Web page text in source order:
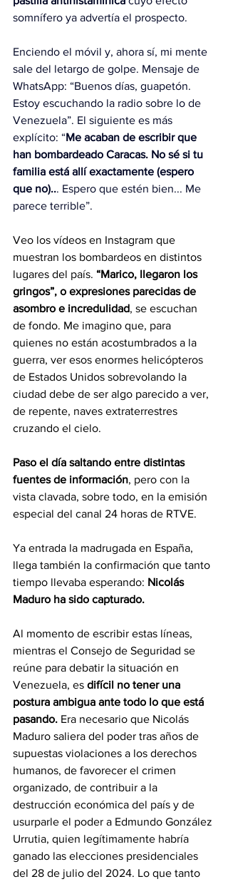
somnífero ya advertía el prospecto.
Enciendo el móvil y, ahora sí, mi mente
sale del letargo de golpe. Mensaje de
WhatsApp: “Buenos días, guapetón.
Estoy escuchando la radio sobre lo de
Venezuela”. El siguiente es más
explícito: “Me acaban de escribir que
han bombardeado Caracas. No sé si tu
familia está allí exactamente (espero
que no)... Espero que estén bien... Me
parece terrible”.
Veo los vídeos en Instagram que
muestran los bombardeos en distintos
lugares del país. “Marico, llegaron los
gringos”, o expresiones parecidas de
asombro e incredulidad, se escuchan
de fondo. Me imagino que, para
quienes no están acostumbrados a la
guerra, ver esos enormes helicópteros
de Estados Unidos sobrevolando la
ciudad debe de ser algo parecido a ver,
de repente, naves extraterrestres
cruzando el cielo.
Paso el día saltando entre distintas
fuentes de información, pero con la
vista clavada, sobre todo, en la emisión
especial del canal 24 horas de RTVE.
Ya entrada la madrugada en España,
llega también la confirmación que tanto
tiempo llevaba esperando: Nicolás
Maduro ha sido capturado.
Al momento de escribir estas líneas,
mientras el Consejo de Seguridad se
reúne para debatir la situación en
Venezuela, es difícil no tener una
postura ambigua ante todo lo que está
pasando. Era necesario que Nicolás
Maduro saliera del poder tras años de
supuestas violaciones a los derechos
humanos, de favorecer el crimen
organizado, de contribuir a la
destrucción económica del país y de
usurparle el poder a Edmundo González
Urrutia, quien legítimamente habría
ganado las elecciones presidenciales
del 28 de julio del 2024. Lo que tanto